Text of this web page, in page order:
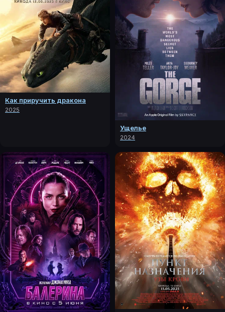
Как приручить дракона
2025
Ущелье
2024